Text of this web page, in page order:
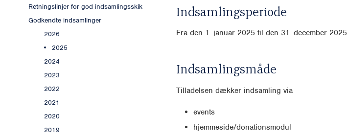
Retningslinjer for god indsamlingsskik
Godkendte indsamlinger
2026
2025
2024
2023
2022
2021
2020
2019
Indsamlingsperiode
Fra den 1. januar 2025 til den 31. december 2025
Indsamlingsmåde
Tilladelsen dækker indsamling via
events
hjemmeside/donationsmodul